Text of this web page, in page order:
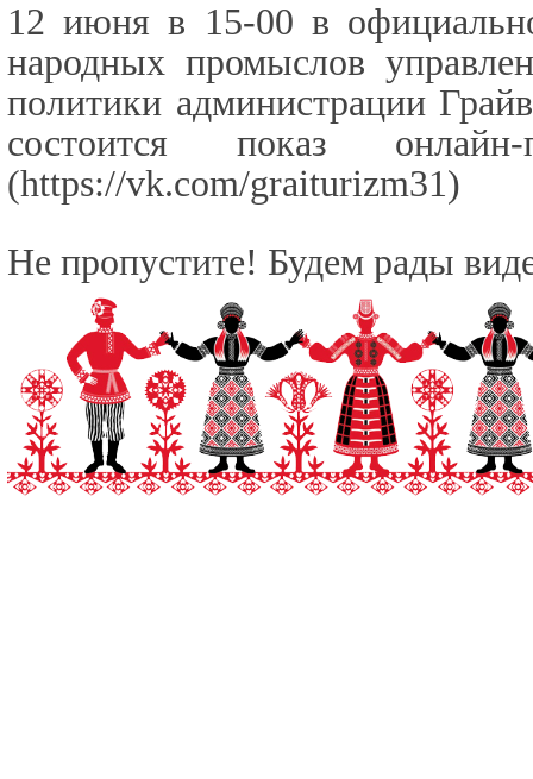
12 июня в 15-00 в
народных промыслов
политики администрации
состоится показ
(https://vk.com/graiturizm31)
Не пропустите! Будем рады